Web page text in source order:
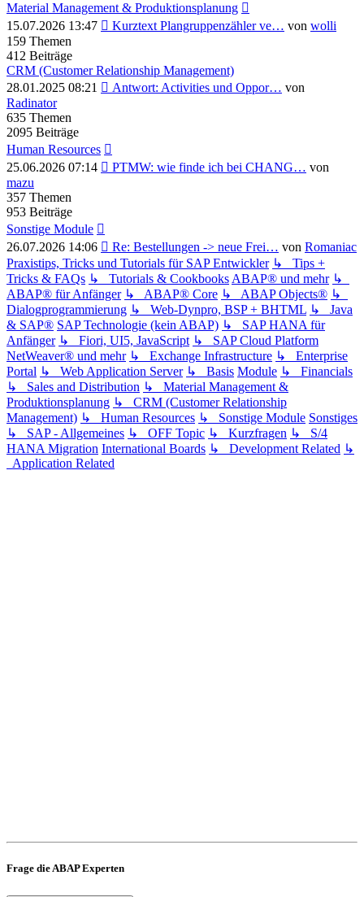
Material Management & Produktionsplanung
15.07.2026 13:47
Neuester
Kurztext Plangruppenzähler ve… von wolli
159 Themen
412 Beiträge
CRM (Customer Relationship Management)
28.01.2025 08:21
Neuester
Antwort: Activities und Oppor… von
Radinator
635 Themen
2095 Beiträge
Human Resources
25.06.2026 07:14
Neuester
PTMW: wie finde ich bei CHANG… von
mazu
357 Themen
953 Beiträge
Sonstige Module
26.07.2026 14:06
Neuester
Beitrag
Re: Bestellungen -> neue Frei… von Romaniac
Praxistips, Tricks und Tutorials für SAP Entwickler ↳ Tips +
Tricks & FAQs ↳ Tutorials & CookbooksABAP® und mehr ↳
ABAP® für Anfänger ↳ ABAP® Core ↳ ABAP Objects® ↳
Dialogprogrammierung ↳ Web-Dynpro, BSP + BHTML ↳ Java
& SAP® SAP Technologie (kein ABAP) ↳ SAP HANA für
Anfänger ↳ Fiori, UI5, JavaScript ↳ SAP Cloud Platform
NetWeaver® und mehr ↳ Exchange Infrastructure ↳ Enterprise
Portal ↳ Web Application Server ↳ Basis Module ↳ Financials
↳ Sales and Distribution ↳ Material Management &
Produktionsplanung ↳ CRM (Customer Relationship
Management) ↳ Human Resources ↳ Sonstige Module Sonstiges
↳ SAP - Allgemeines ↳ OFF Topic ↳ Kurzfragen ↳ S/4
HANA Migration International Boards ↳ Development Related ↳
Application Related
Frage die ABAP Experten